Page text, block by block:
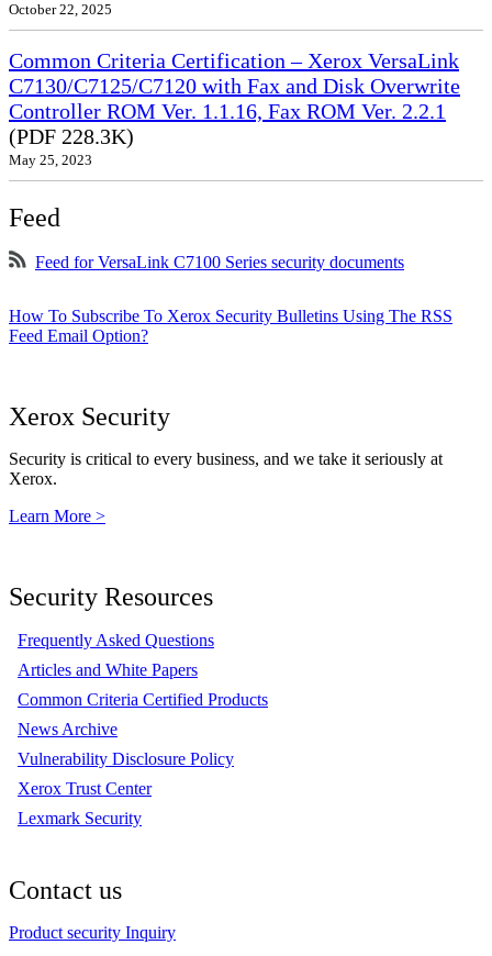
October 22, 2025
Common Criteria Certification – Xerox VersaLink
C7130/C7125/C7120 with Fax and Disk Overwrite
Controller ROM Ver. 1.1.16, Fax ROM Ver. 2.2.1
(PDF 228.3K)
May 25, 2023
Feed
Feed for VersaLink C7100 Series security documents
How To Subscribe To Xerox Security Bulletins Using The RSS
Feed Email Option?
Xerox Security
Security is critical to every business, and we take it seriously at
Xerox.
Learn More >
Security Resources
Frequently Asked Questions
Articles and White Papers
Common Criteria Certified Products
News Archive
Vulnerability Disclosure Policy
Xerox Trust Center
Lexmark Security
Contact us
Product security Inquiry